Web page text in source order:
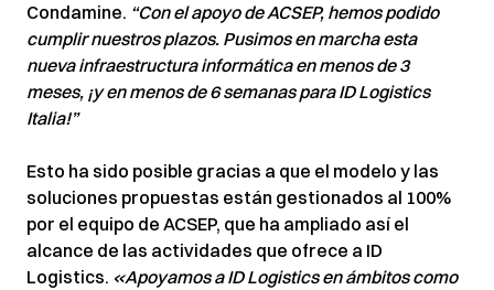
Condamine. “Con el apoyo de ACSEP, hemos podido
cumplir nuestros plazos. Pusimos en marcha esta
nueva infraestructura informática en menos de 3
meses, ¡y en menos de 6 semanas para ID Logistics
Italia!”
Esto ha sido posible gracias a que el modelo y las
soluciones propuestas están gestionados al 100%
por el equipo de ACSEP, que ha ampliado así el
alcance de las actividades que ofrece a ID
Logistics. «Apoyamos a ID Logistics en ámbitos como